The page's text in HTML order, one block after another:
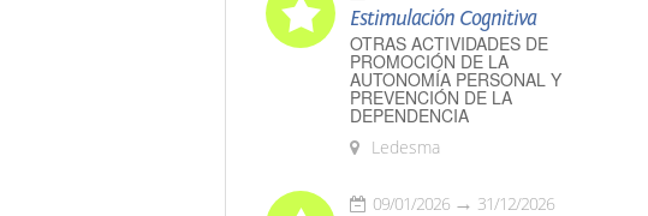
Estimulación Cognitiva
OTRAS ACTIVIDADES DE
PROMOCIÓN DE LA
AUTONOMÍA PERSONAL Y
PREVENCIÓN DE LA
DEPENDENCIA
Ledesma
09/01/2026 31/12/2026